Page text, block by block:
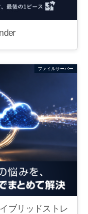
ファイルサーバー
ブリッドストレ